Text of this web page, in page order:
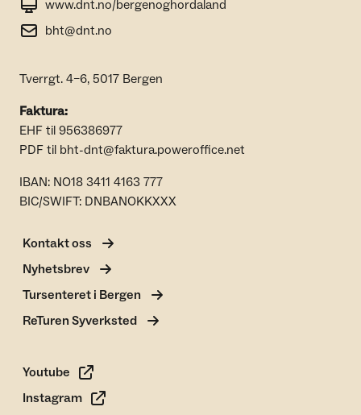
www.dnt.no/bergenoghordaland
bht@dnt.no
Tverrgt. 4–6, 5017 Bergen
Faktura:
EHF til 956386977
PDF til bht-dnt@faktura.poweroffice.net
IBAN: NO18 3411 4163 777
BIC/SWIFT: DNBANOKKXXX
Kontakt oss
Nyhetsbrev
Tursenteret i Bergen
ReTuren Syverksted
Youtube
Instagram